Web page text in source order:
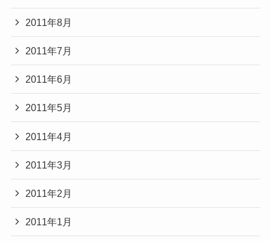
2011年8月
2011年7月
2011年6月
2011年5月
2011年4月
2011年3月
2011年2月
2011年1月